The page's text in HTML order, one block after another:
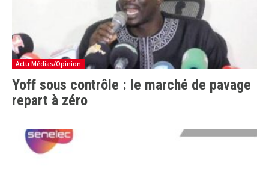
Actu Médias/Opinion
Yoff sous contrôle : le marché de pavage
repart à zéro